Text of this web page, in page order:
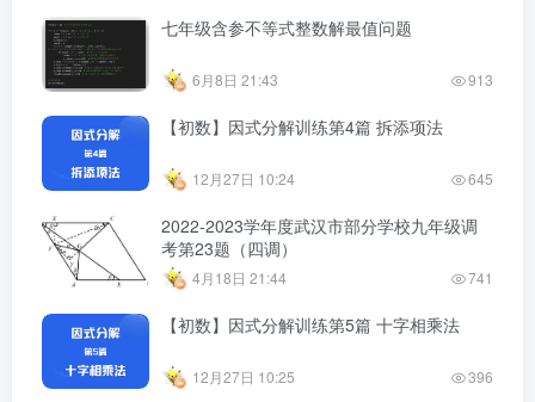
七年级含参不等式整数解最值问题
6月8日 21:43 913
【初数】因式分解训练第4篇 拆添项法
12月27日 10:24 645
2022-2023学年度武汉市部分学校九年级调
考第23题（四调）
4月18日 21:44 741
【初数】因式分解训练第5篇 十字相乘法
12月27日 10:25 396